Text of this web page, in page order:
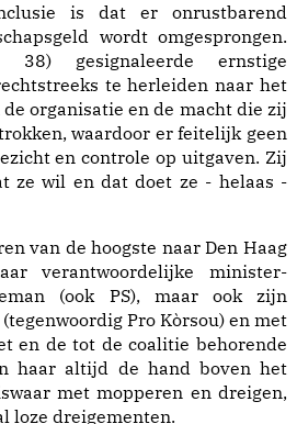
is dat er onrustbarend
wordt omgesprongen.
gesignaleerde ernstige
te herleiden naar het
organisatie en de macht die zij
waardoor er feitelijk geen
en controle op uitgaven. Zij
ze wil en dat doet ze - helaas -
van de hoogste naar Den Haag
verantwoordelijke minister-
(ook PS), maar ook zijn
Pro Kòrsou) en met
en de tot de coalitie behorende
haar altijd de hand boven het
met mopperen en dreigen,
loze dreigementen.